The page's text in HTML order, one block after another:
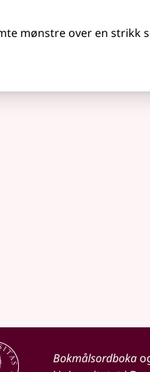
mønstre over en strikk
Bokmålsordboka